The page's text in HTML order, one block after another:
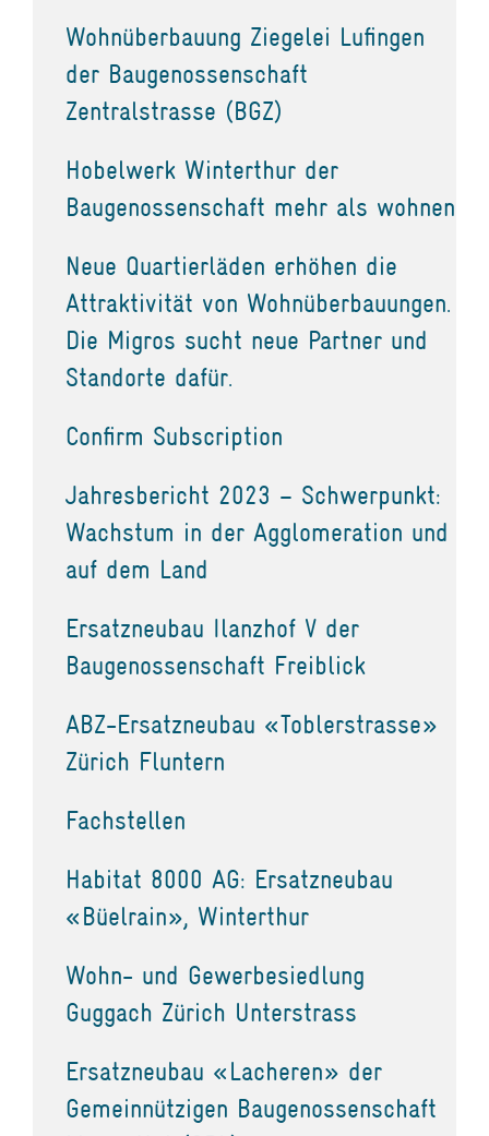
Wohnüberbauung Ziegelei Lufingen
der Baugenossenschaft
Zentralstrasse (BGZ)
Hobelwerk Winterthur der
Baugenossenschaft mehr als wohnen
Neue Quartierläden erhöhen die
Attraktivität von Wohnüberbauungen.
Die Migros sucht neue Partner und
Standorte dafür.
Confirm Subscription
Jahresbericht 2023 – Schwerpunkt:
Wachstum in der Agglomeration und
auf dem Land
Ersatzneubau Ilanzhof V der
Baugenossenschaft Freiblick
ABZ-Ersatzneubau «Toblerstrasse»
Zürich Fluntern
Fachstellen
Habitat 8000 AG: Ersatzneubau
«Büelrain», Winterthur
Wohn- und Gewerbesiedlung
Guggach Zürich Unterstrass
Ersatzneubau «Lacheren» der
Gemeinnützigen Baugenossenschaft